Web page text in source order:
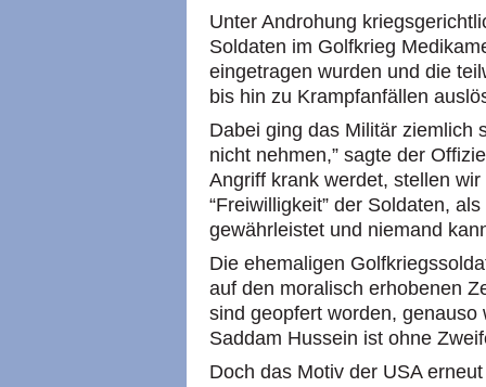
Unter Androhung
Soldaten im Golfkrieg
eingetragen wurden und die
bis hin zu Krampfanfällen
Dabei ging das Militär ziemlich
nicht nehmen,” sagte der
Angriff krank werdet, stellen
“Freiwilligkeit” der Soldaten,
gewährleistet und niemand
Die ehemaligen
auf den moralisch erhobenen
sind geopfert worden,
Saddam Hussein ist ohne
Doch das Motiv der USA